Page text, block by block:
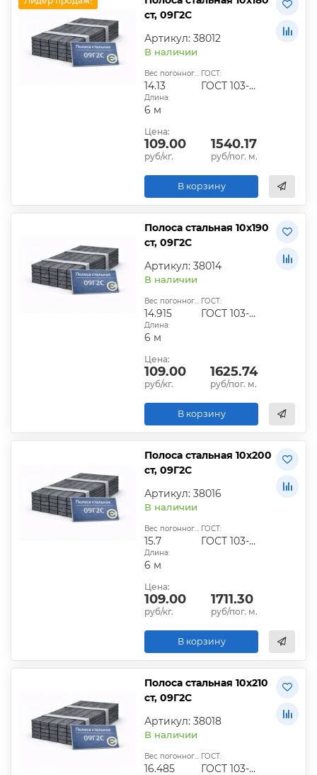
ст, 09Г2С
Артикул: 38012
В наличии
Вес погонного метра, кг:
14.13
ГОСТ:
ГОСТ 103-2006
Длина:
6 м
Цена:
109.00
руб/кг.
1540.17
руб/пог. м.
В корзину
Полоса стальная 10х190
ст, 09Г2С
Артикул: 38014
В наличии
Вес погонного метра, кг:
14.915
ГОСТ:
ГОСТ 103-2006
Длина:
6 м
Цена:
109.00
руб/кг.
1625.74
руб/пог. м.
В корзину
Полоса стальная 10х200
ст, 09Г2С
Артикул: 38016
В наличии
Вес погонного метра, кг:
15.7
ГОСТ:
ГОСТ 103-2006
Длина:
6 м
Цена:
109.00
руб/кг.
1711.30
руб/пог. м.
В корзину
Полоса стальная 10х210
ст, 09Г2С
Артикул: 38018
В наличии
Вес погонного метра, кг:
16.485
ГОСТ:
ГОСТ 103-2006